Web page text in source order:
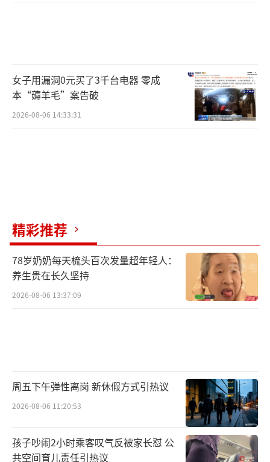
女子用漏洞0元买了3千台电器 零成
本“薅羊毛”案告破
2026-08-06 14:33:31
精彩推荐
78岁奶奶每天梳头百次发量超年轻人：
养生贵在长久坚持
2026-08-06 13:37:09
周五下午弹性离岗 新休假方式引热议
2026-08-06 11:20:53
孩子吵闹2小时乘客叹气反被家长怼 公
共空间育儿责任引热议